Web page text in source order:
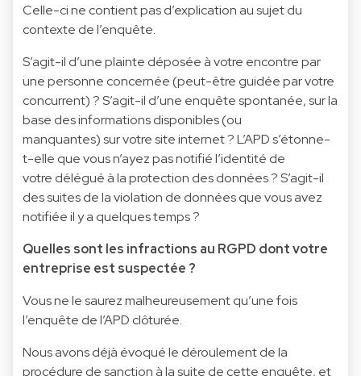
Celle-ci ne contient pas d’explication au sujet du
contexte de l’enquête.
S’agit-il d’une plainte déposée à votre encontre par
une personne concernée (peut-être guidée par votre
concurrent) ? S’agit-il d’une enquête spontanée, sur la
base des informations disponibles (ou
manquantes) sur votre site internet ? L’APD s’étonne-
t-elle que vous n’ayez pas notifié l’identité de
votre délégué à la protection des données ? S’agit-il
des suites de la violation de données que vous avez
notifiée il y a quelques temps ?
Quelles sont les infractions au RGPD dont votre
entreprise est suspectée ?
Vous ne le saurez malheureusement qu’une fois
l’enquête de l’APD clôturée.
Nous avons déjà évoqué le déroulement de la
procédure de sanction à la suite de cette enquête, et